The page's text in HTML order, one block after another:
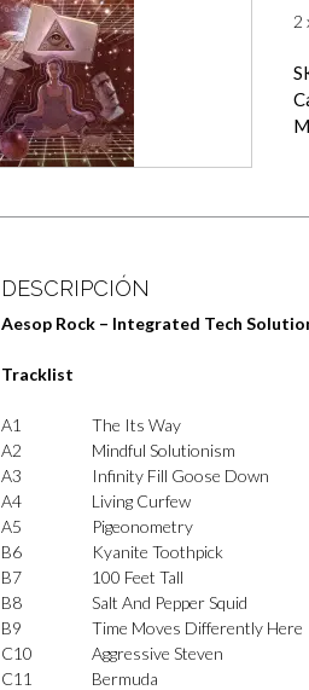
2
DESCRIPCIÓN
Aesop Rock – Integrated Tech
Tracklist
A1 The Its Way
A2
Mindful Solutionism
A3
Infinity Fill Goose Down
A4
Living Curfew
A5
Pigeonometry
B6
Kyanite Toothpick
B7
100 Feet Tall
B8
Salt And Pepper Squid
B9
Time Moves Differently Here
C10
Aggressive Steven
C11
Bermuda